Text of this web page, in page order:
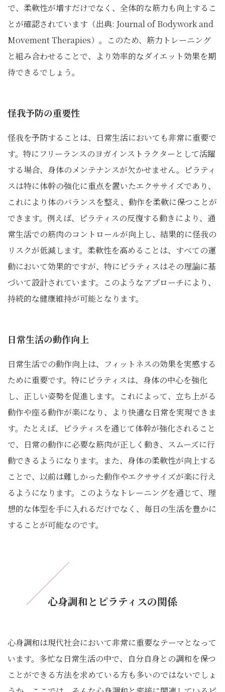
で、柔軟性が増すだけでなく、全体的な筋力も向上するこ
とが確認されています（出典: Journal of Bodywork and
Movement Therapies）。このため、筋力トレーニング
と組み合わせることで、より効率的なダイエット効果を期
待できるでしょう。
怪我予防の重要性
怪我を予防することは、日常生活においても非常に重要で
す。特にフリーランスのヨガインストラクターとして活躍
する場合、身体のメンテナンスが欠かせません。ピラティ
スは特に体幹の強化に重点を置いたエクササイズであり、
これにより体のバランスを整え、動作を柔軟に保つことが
できます。例えば、ピラティスの反復する動きにより、通
常生活での筋肉のコントロールが向上し、結果的に怪我の
リスクが低減します。柔軟性を高めることは、すべての運
動において効果的ですが、特にピラティスはその理論に基
づいて設計されています。このようなアプローチにより、
持続的な健康維持が可能となります。
日常生活の動作向上
日常生活での動作向上は、フィットネスの効果を実感する
ために重要です。特にピラティスは、身体の中心を強化
し、正しい姿勢を促進します。これによって、立ち上がる
動作や座る動作が楽になり、より快適な日常を実現できま
す。たとえば、ピラティスを通じて体幹が強化されること
で、日常の動作に必要な筋肉が正しく動き、スムーズに行
動できるようになります。また、身体の柔軟性が向上する
ことで、以前は難しかった動作やエクササイズが楽に行え
るようになります。このようなトレーニングを通じて、理
想的な体型を手に入れるだけでなく、毎日の生活を豊かに
することが可能なのです。
心身調和とピラティスの関係
心身調和は現代社会において非常に重要なテーマとなって
います。多忙な日常生活の中で、自分自身との調和を保つ
ことができる方法を求めている方も多いのではないでしょ